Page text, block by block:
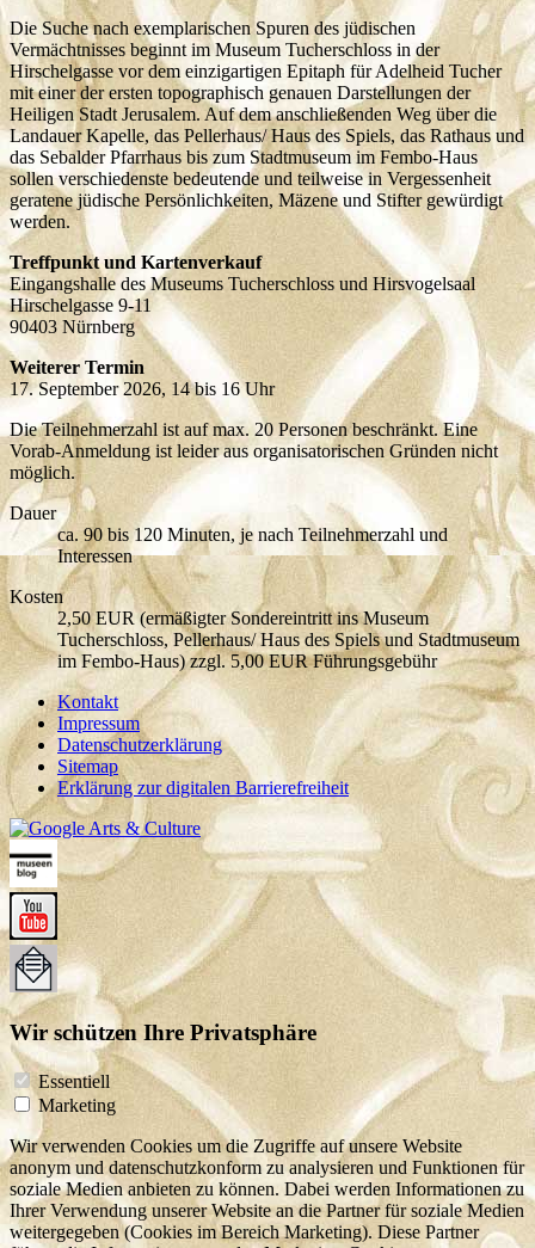
Die Suche nach exemplarischen Spuren des jüdischen
Vermächtnisses beginnt im Museum Tucherschloss in der
Hirschelgasse vor dem einzigartigen Epitaph für Adelheid Tucher
mit einer der ersten topographisch genauen Darstellungen der
Heiligen Stadt Jerusalem. Auf dem anschließenden Weg über die
Landauer Kapelle, das Pellerhaus/ Haus des Spiels, das Rathaus und
das Sebalder Pfarrhaus bis zum Stadtmuseum im Fembo-Haus
sollen verschiedenste bedeutende und teilweise in Vergessenheit
geratene jüdische Persönlichkeiten, Mäzene und Stifter gewürdigt
werden.
Treffpunkt und Kartenverkauf
Eingangshalle des Museums Tucherschloss und Hirsvogelsaal
Hirschelgasse 9-11
90403 Nürnberg
Weiterer Termin
17. September 2026, 14 bis 16 Uhr
Die Teilnehmerzahl ist auf max. 20 Personen beschränkt. Eine
Vorab-Anmeldung ist leider aus organisatorischen Gründen nicht
möglich.
Dauer
ca. 90 bis 120 Minuten, je nach Teilnehmerzahl und
Interessen
Kosten
2,50 EUR (ermäßigter Sondereintritt ins Museum
Tucherschloss, Pellerhaus/ Haus des Spiels und Stadtmuseum
im Fembo-Haus) zzgl. 5,00 EUR Führungsgebühr
Kontakt
Impressum
Datenschutzerklärung
Sitemap
Erklärung zur digitalen Barrierefreiheit
Wir schützen Ihre Privatsphäre
Essentiell
Marketing
Wir verwenden Cookies um die Zugriffe auf unsere Website
anonym und datenschutzkonform zu analysieren und Funktionen für
soziale Medien anbieten zu können. Dabei werden Informationen zu
Ihrer Verwendung unserer Website an die Partner für soziale Medien
weitergegeben (Cookies im Bereich Marketing). Diese Partner